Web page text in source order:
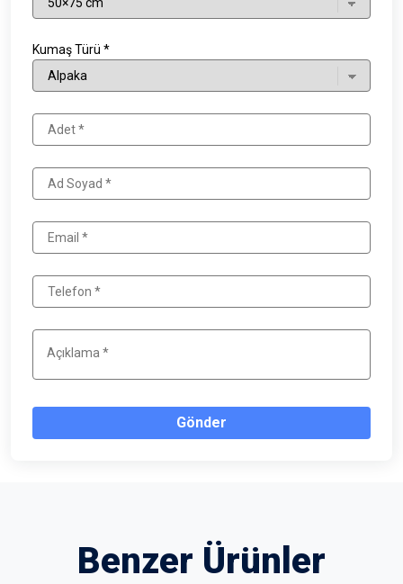
Kumaş Türü *
Gönder
Benzer Ürünler